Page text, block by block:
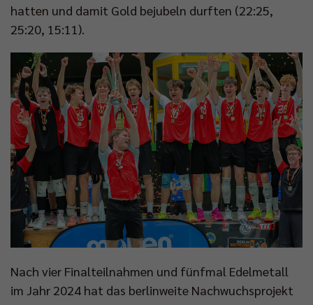
hatten und damit Gold bejubeln durften (22:25,
25:20, 15:11).
Nach vier Finalteilnahmen und fünfmal Edelmetall
im Jahr 2024 hat das berlinweite Nachwuchsprojekt